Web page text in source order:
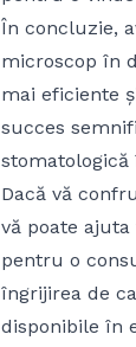
În concluzie,
microscop în
mai eficiente
succes
Dacă vă
vă poate
pentru o
îngrijirea de
disponibile în